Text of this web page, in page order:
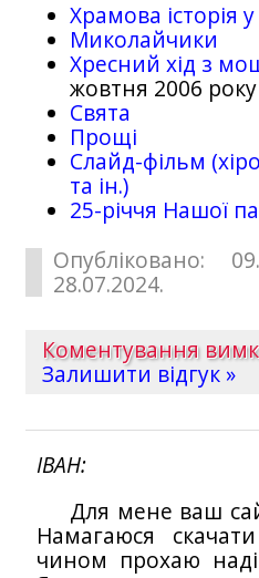
Храмова історія
Миколайчики
Хресний хід з
жовтня 2006 року
Свята
Прощі
Слайд-фільм
та ін.)
25-рiччя Нашої
Опубліковано:
28.07.2024.
Коментування
Залишити відгук »
ІВАН
Для мене ваш
Намагаюся
чином прохаю